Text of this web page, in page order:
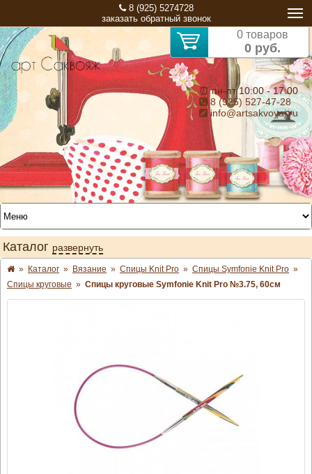
8 (925) 5274728
заказать обратный звонок
0 товаров
0 руб.
⏰ пн-пт 10:00 - 17:00
8 (925) 527-47-28
info@artsakvoyaj.ru
Каталог развернуть
» Каталог » Вязание » Спицы Knit Pro » Спицы Symfonie Knit Pro »
Спицы круговые » Спицы круговые Symfonie Knit Pro №3.75, 60см